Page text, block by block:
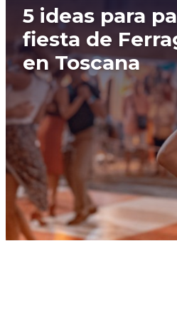
5 ideas para
fiesta de
en Toscana